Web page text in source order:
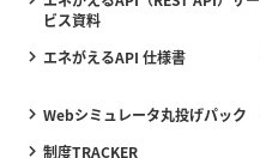
ビス資料
エネがえるAPI 仕様書
Webシミュレータ丸投げパック
制度TRACKER